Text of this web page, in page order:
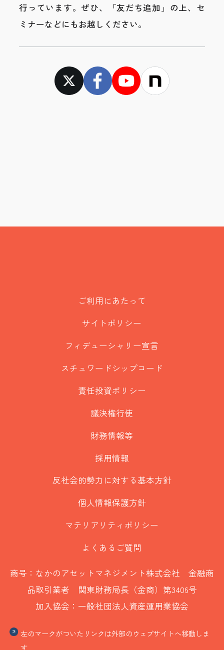
行っています。 ぜひ、「友だち追加」の上、セ
ミナーなどにもお越しください。
ご利用にあたって
サイトポリシー
フィデューシャリー宣言
スチュワードシップコード
責任投資ポリシー
議決権行使
財務情報等
採用情報
反社会的勢力に対する基本方針
個人情報保護方針
マテリアリティポリシー
よくあるご質問
商号：なかのアセットマネジメント株式会社 金融商
品取引業者 関東財務局長（金商）第3406号
加入協会：一般社団法人資産運用業協会
左のマークがついたリンクは外部のウェブサイトへ移動しま
す